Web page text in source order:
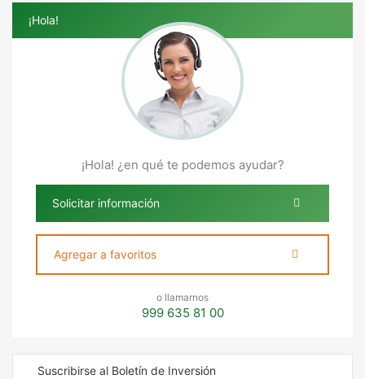
¡Hola!
¡Hola! ¿en qué te podemos ayudar?
Solicitar información
Agregar a favoritos
o llamarnos
999 635 81 00
Suscribirse al Boletín de Inversión